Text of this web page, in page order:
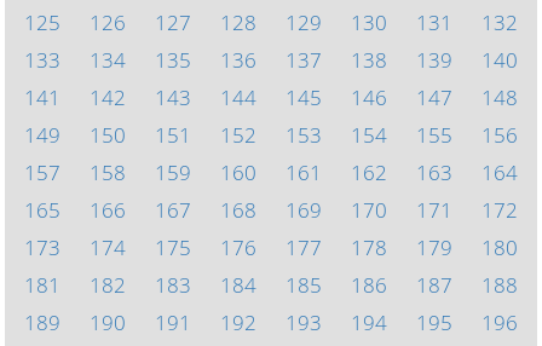
125
126 127 128 129 130 131
132
133
134 135 136 137 138 139
140
141
142 143 144 145 146 147
148
149
150 151 152 153 154 155
156
157
158 159 160 161 162 163
164
165
166 167 168 169 170 171
172
173
174 175 176 177 178 179
180
181
182 183 184 185 186 187
188
189
190 191 192 193 194 195
196